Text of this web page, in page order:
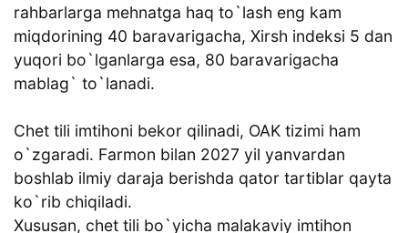
rahbarlarga mehnatga haq to`lash eng kam
miqdorining 40 baravarigacha, Xirsh indeksi 5 dan
yuqori bo`lganlarga esa, 80 baravarigacha
mablag` to`lanadi.
Chet tili imtihoni bekor qilinadi, OAK tizimi ham
o`zgaradi. Farmon bilan 2027 yil yanvardan
boshlab ilmiy daraja berishda qator tartiblar qayta
ko`rib chiqiladi.
Xususan, chet tili bo`yicha malakaviy imtihon